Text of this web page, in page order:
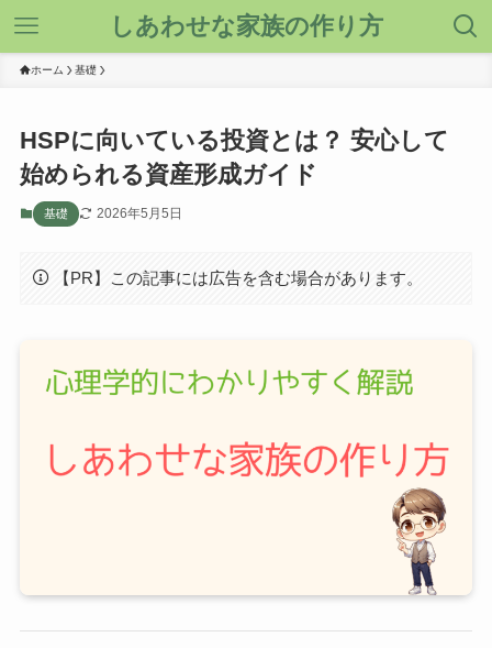
しあわせな家族の作り方
ホーム 基礎
HSPに向いている投資とは？ 安心して
始められる資産形成ガイド
基礎 2026年5月5日
【PR】この記事には広告を含む場合があります。